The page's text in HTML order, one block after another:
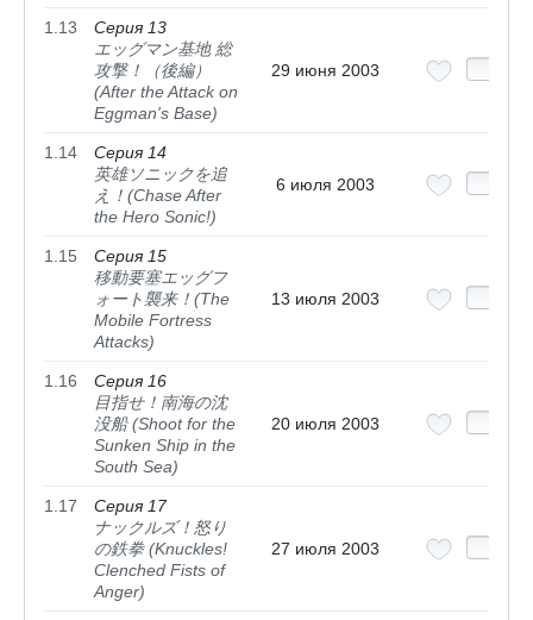
1.13
Серия 13
エッグマン基地 総
攻撃！（後編）
(After the Attack on
Eggman's Base)
29 июня 2003
1.14
Серия 14
英雄ソニックを追
え！(Chase After
the Hero Sonic!)
6 июля 2003
1.15
Серия 15
移動要塞エッグフ
ォート襲来！(The
Mobile Fortress
Attacks)
13 июля 2003
1.16
Серия 16
目指せ！南海の沈
没船 (Shoot for the
Sunken Ship in the
South Sea)
20 июля 2003
1.17
Серия 17
ナックルズ！怒り
の鉄拳 (Knuckles!
Clenched Fists of
Anger)
27 июля 2003